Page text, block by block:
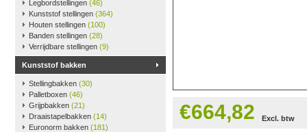
Legbordstellingen (46)
Kunststof stellingen (364)
Houten stellingen (100)
Banden stellingen (28)
Verrijdbare stellingen (9)
Kunststof bakken
Stellingbakken (30)
Palletboxen (46)
Grijpbakken (21)
Draaistapelbakken (14)
Euronorm bakken (181)
€664,82 Excl. btw